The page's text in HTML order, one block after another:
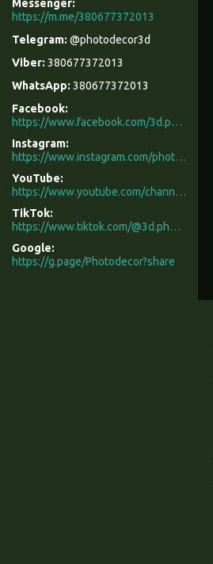
https://m.me/380677372013
@photodecor3d
380677372013
380677372013
Facebook
https://www.facebook.com/3d.photodecor/
Instagram
https://www.instagram.com/photodecor.com.ua/
YouTube
https://www.youtube.com/channel/UCXCUerfqRY1Pw7-IptdbqyA/videos
TikTok
https://www.tiktok.com/@3d.photodecor?is_from_webapp=1&sender_device=pc
Google
https://g.page/Photodecor?share